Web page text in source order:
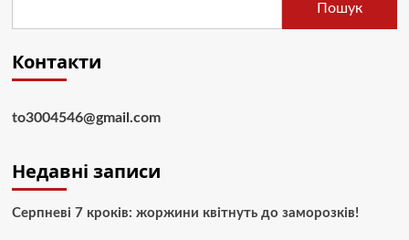
Пошук
Контакти
to3004546@gmail.com
Недавні записи
Серпневі 7 кроків: жоржини квітнуть до заморозків!